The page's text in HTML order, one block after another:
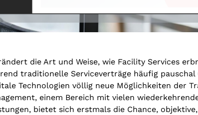
die Art und Weise, wie Facility Services
traditionelle Serviceverträge häufig
Technologien völlig neue Möglichkeiten der
einem Bereich mit vielen
bietet sich erstmals die Chance,